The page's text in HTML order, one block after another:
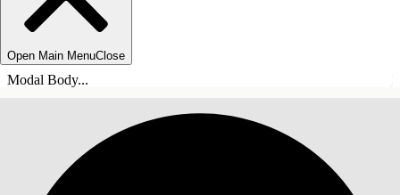
Open Main MenuClose
Modal Body...